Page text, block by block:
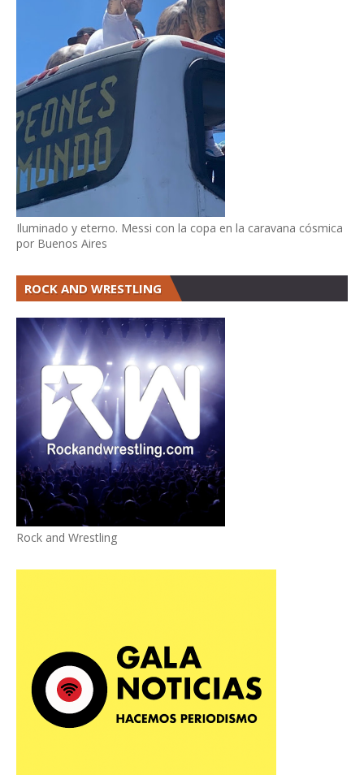
Iluminado y eterno. Messi con la copa en la caravana cósmica
por Buenos Aires
ROCK AND WRESTLING
Rock and Wrestling